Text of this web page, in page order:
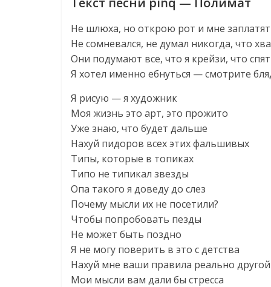
Не шлюха, но открою рот и мне заплатят
Не сомневался, не думал никогда, что
Они подумают все, что я крейзи, что
Я хотел именно ебнуться — смотрите
Я рисую — я художник
Моя жизнь это арт, это прожито
Уже знаю, что будет дальше
Нахуй пидоров всех этих фальшивых
Типы, которые в топиках
Типо не типикал звезды
Опа такого я доведу до слез
Почему мысли их не посетили?
Чтобы попробовать пезды
Не может быть поздно
Я не могу поверить в это с детства
Нахуй мне ваши правила реально другой
Мои мысли вам дали бы стресса